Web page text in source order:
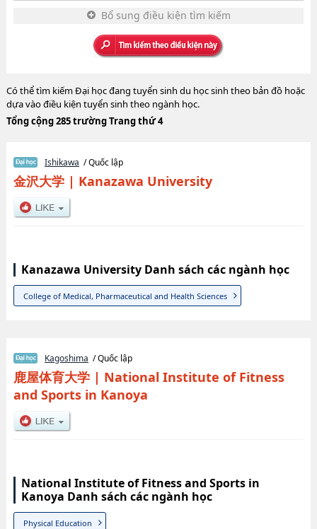
Bổ sung điều kiện tìm kiếm
Có thể tìm kiếm Đại học đang tuyển sinh du học sinh theo bản đồ hoặc
dựa vào điều kiện tuyển sinh theo ngành học.
Tổng cộng 285 trường Trang thứ 4
Ishikawa / Quốc lập
金沢大学| Kanazawa University
Kanazawa University Danh sách các ngành học
College of Medical, Pharmaceutical and Health Sciences
Kagoshima / Quốc lập
鹿屋体育大学| National Institute of Fitness
and Sports in Kanoya
National Institute of Fitness and Sports in
Kanoya Danh sách các ngành học
Physical Education